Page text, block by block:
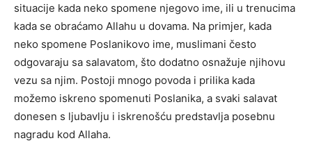
situacije kada neko spomene njegovo ime, ili u trenucima
kada se obraćamo Allahu u dovama. Na primjer, kada
neko spomene Poslanikovo ime, muslimani često
odgovaraju sa salavatom, što dodatno osnažuje njihovu
vezu sa njim. Postoji mnogo povoda i prilika kada
možemo iskreno spomenuti Poslanika, a svaki salavat
donesen s ljubavlju i iskrenošću predstavlja posebnu
nagradu kod Allaha.